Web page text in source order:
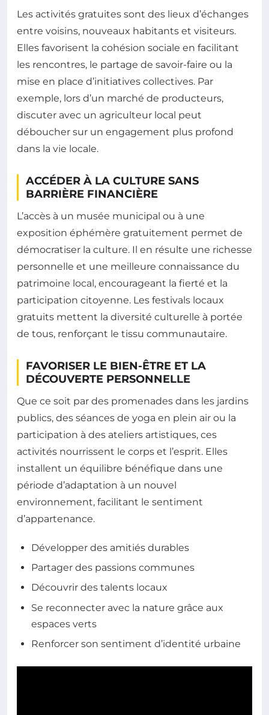
Les activités gratuites sont des lieux d’échanges
entre voisins, nouveaux habitants et visiteurs.
Elles favorisent la cohésion sociale en facilitant
les rencontres, le partage de savoir-faire ou la
mise en place d’initiatives collectives. Par
exemple, lors d’un marché de producteurs,
discuter avec un agriculteur local peut
déboucher sur un engagement plus profond
dans la vie locale.
ACCÉDER À LA CULTURE SANS
BARRIÈRE FINANCIÈRE
L’accès à un musée municipal ou à une
exposition éphémère gratuitement permet de
démocratiser la culture. Il en résulte une richesse
personnelle et une meilleure connaissance du
patrimoine local, encourageant la fierté et la
participation citoyenne. Les festivals locaux
gratuits mettent la diversité culturelle à portée
de tous, renforçant le tissu communautaire.
FAVORISER LE BIEN-ÊTRE ET LA
DÉCOUVERTE PERSONNELLE
Que ce soit par des promenades dans les jardins
publics, des séances de yoga en plein air ou la
participation à des ateliers artistiques, ces
activités nourrissent le corps et l’esprit. Elles
installent un équilibre bénéfique dans une
période d’adaptation à un nouvel
environnement, facilitant le sentiment
d’appartenance.
Développer des amitiés durables
Partager des passions communes
Découvrir des talents locaux
Se reconnecter avec la nature grâce aux
espaces verts
Renforcer son sentiment d’identité urbaine